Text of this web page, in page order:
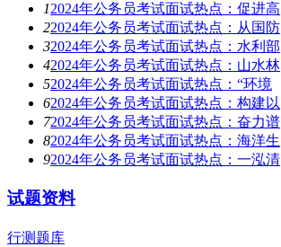
12024年公务员考试面试热点：促进高
22024年公务员考试面试热点：从国防
32024年公务员考试面试热点：水利部
42024年公务员考试面试热点：山水林
52024年公务员考试面试热点：“环境
62024年公务员考试面试热点：构建以
72024年公务员考试面试热点：奋力谱
82024年公务员考试面试热点：海洋生
92024年公务员考试面试热点：一泓清
试题资料
行测题库